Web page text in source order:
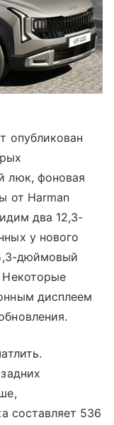
опубликован
люк, фоновая
от Harman
два 12,3-
у нового
дюймовый
Некоторые
дисплеем
составляет 536